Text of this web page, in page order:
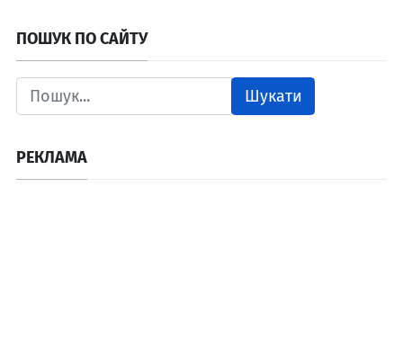
ПОШУК ПО САЙТУ
Шукати
РЕКЛАМА